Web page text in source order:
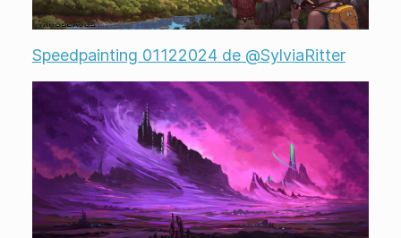
Speedpainting 01122024 de @SylviaRitter